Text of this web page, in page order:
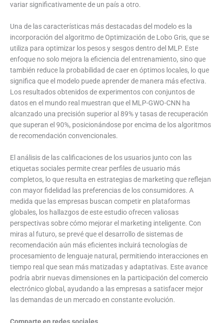
variar significativamente de un país a otro.
Una de las características más destacadas del modelo es la
incorporación del algoritmo de Optimización de Lobo Gris, que se
utiliza para optimizar los pesos y sesgos dentro del MLP. Este
enfoque no solo mejora la eficiencia del entrenamiento, sino que
también reduce la probabilidad de caer en óptimos locales, lo que
significa que el modelo puede aprender de manera más efectiva.
Los resultados obtenidos de experimentos con conjuntos de
datos en el mundo real muestran que el MLP-GWO-CNN ha
alcanzado una precisión superior al 89% y tasas de recuperación
que superan el 90%, posicionándose por encima de los algoritmos
de recomendación convencionales.
El análisis de las calificaciones de los usuarios junto con las
etiquetas sociales permite crear perfiles de usuario más
completos, lo que resulta en estrategias de marketing que reflejan
con mayor fidelidad las preferencias de los consumidores. A
medida que las empresas buscan competir en plataformas
globales, los hallazgos de este estudio ofrecen valiosas
perspectivas sobre cómo mejorar el marketing inteligente. Con
miras al futuro, se prevé que el desarrollo de sistemas de
recomendación aún más eficientes incluirá tecnologías de
procesamiento de lenguaje natural, permitiendo interacciones en
tiempo real que sean más matizadas y adaptativas. Este avance
podría abrir nuevas dimensiones en la participación del comercio
electrónico global, ayudando a las empresas a satisfacer mejor
las demandas de un mercado en constante evolución.